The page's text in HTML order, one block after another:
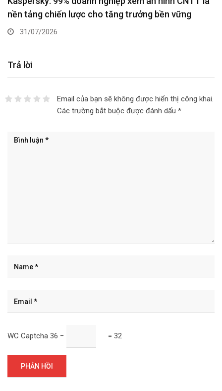
nền tảng chiến lược cho tăng trưởng bền vững
31/07/2026
Trả lời
Email của bạn sẽ không được hiển thị công khai.
Các trường bắt buộc được đánh dấu *
WC Captcha 36 − = 32